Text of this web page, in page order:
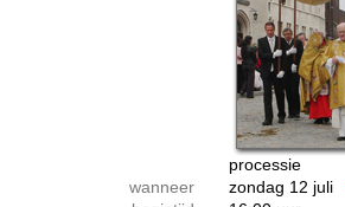
processie
wanneer
zondag 12 juli